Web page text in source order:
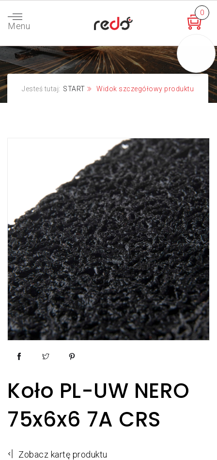
Menu
0
Jesteś tutaj: START Widok szczegółowy produktu
Koło PL-UW NERO
75x6x6 7A CRS
Zobacz kartę produktu